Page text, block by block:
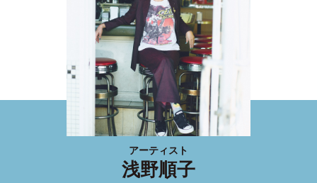
アーティスト
浅野順子